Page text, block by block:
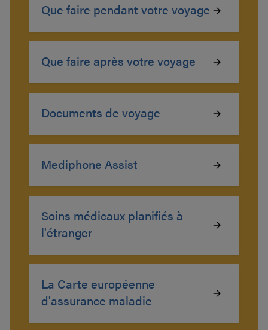
Que faire pendant votre voyage
Que faire après votre voyage
Documents de voyage
Mediphone Assist
Soins médicaux planifiés à
l'étranger
La Carte européenne
d'assurance maladie